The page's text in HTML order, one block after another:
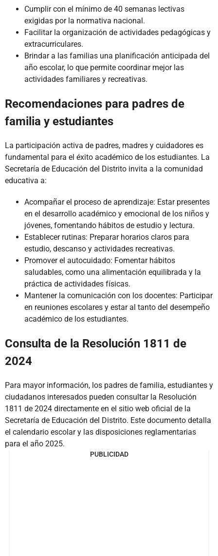
Cumplir con el mínimo de 40 semanas lectivas
exigidas por la normativa nacional.
Facilitar la organización de actividades pedagógicas y
extracurriculares.
Brindar a las familias una planificación anticipada del
año escolar, lo que permite coordinar mejor las
actividades familiares y recreativas.
Recomendaciones para padres de
familia y estudiantes
La participación activa de padres, madres y cuidadores es
fundamental para el éxito académico de los estudiantes. La
Secretaría de Educación del Distrito invita a la comunidad
educativa a:
Acompañar el proceso de aprendizaje: Estar presentes
en el desarrollo académico y emocional de los niños y
jóvenes, fomentando hábitos de estudio y lectura.
Establecer rutinas: Preparar horarios claros para
estudio, descanso y actividades recreativas.
Promover el autocuidado: Fomentar hábitos
saludables, como una alimentación equilibrada y la
práctica de actividades físicas.
Mantener la comunicación con los docentes: Participar
en reuniones escolares y estar al tanto del desempeño
académico de los estudiantes.
Consulta de la Resolución 1811 de
2024
Para mayor información, los padres de familia, estudiantes y
ciudadanos interesados pueden consultar la Resolución
1811 de 2024 directamente en el sitio web oficial de la
Secretaría de Educación del Distrito. Este documento detalla
el calendario escolar y las disposiciones reglamentarias
para el año 2025.
PUBLICIDAD